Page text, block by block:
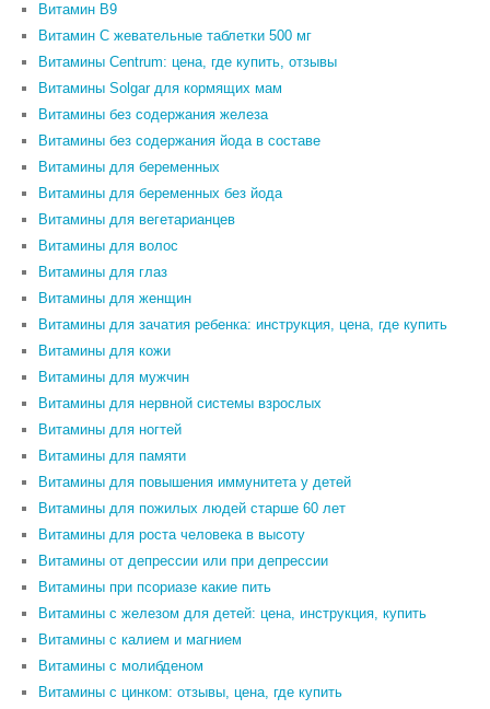
Витамин В9
Витамин С жевательные таблетки 500 мг
Витамины Centrum: цена, где купить, отзывы
Витамины Solgar для кормящих мам
Витамины без содержания железа
Витамины без содержания йода в составе
Витамины для беременных
Витамины для беременных без йода
Витамины для вегетарианцев
Витамины для волос
Витамины для глаз
Витамины для женщин
Витамины для зачатия ребенка: инструкция, цена, где купить
Витамины для кожи
Витамины для мужчин
Витамины для нервной системы взрослых
Витамины для ногтей
Витамины для памяти
Витамины для повышения иммунитета у детей
Витамины для пожилых людей старше 60 лет
Витамины для роста человека в высоту
Витамины от депрессии или при депрессии
Витамины при псориазе какие пить
Витамины с железом для детей: цена, инструкция, купить
Витамины с калием и магнием
Витамины с молибденом
Витамины с цинком: отзывы, цена, где купить